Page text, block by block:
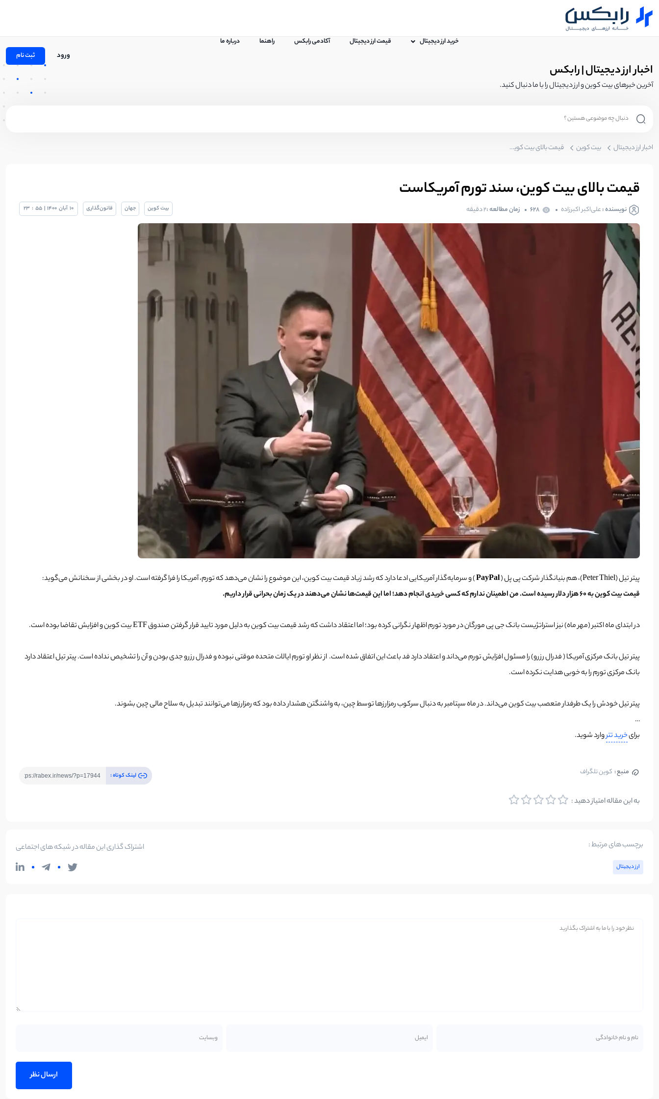
خرید ارز دیجیتال قیمت ارز دیجیتال آکادمی رابکس راهنما درباره ما
ورود ثبت نام
اخبار ارز دیجیتال | رابکس
آخرین خبرهای بیت کوین و ارز دیجیتال را با ما دنبال کنید.
اخبار ارز دیجیتال بیت کوین قیمت بالای بیت کوین، سند تورم آمریکاست
قیمت بالای بیت کوین، سند تورم آمریکاست
نویسنده :علی‌اکبر اکبرزاده 628 زمان مطالعه :۲ دقیقه بیت کوین جهان قانون‌گذاری 10 آبان 1400
|
55
:
23
پیتر تیل (Peter Thiel)، هم بنیانگذار شرکت پی پل ( PayPal) و سرمایه‌گذار آمریکایی ادعا دارد که رشد زیاد قیمت بیت کوین، این موضوع را نشان می‌دهد که تورم، آمریکا را فرا گرفته است.او در بخشی از سخنانش می‌گوید:
قیمت بیت کوین به 60 هزار دلار رسیده است. من اطمینان ندارم که کسی خریدی انجام دهد؛ اما این قیمت‌ها نشان می‌‌دهند در یک زمان بحرانی قرار داریم.
در ابتدای ماه اکتبر (مهر ماه) نیز استراتژیست بانک جی پی مورگان در مورد تورم اظهار نگرانی کرده بود؛ اما اعتقاد داشت که رشد قیمت بیت کوین به دلیل مورد تایید قرار گرفتن صندوق‌ ETF بیت کوین و افزایش تقاضا بوده است.
پیتر تیل بانک مرکزی آمریکا ( فدرال رزرو) را مسئول افزایش تورم می‌داند و اعتقاد دارد فد باعث این اتفاق شده است. از نظر او تورم ایالات متحده موقتی نبوده و فدرال رزرو جدی بودن و آن را تشخیص نداده است. پیتر تیل اعتقاد دارد
بانک مرکزی تورم را به خوبی هدایت نکرده است.
پیتر تیل خودش را یک طرفدار متعصب بیت کوین می‌داند. در ماه سپتامبر به دنبال سرکوب رمزارزها توسط چین، به واشنگتن هشدار داده بود که رمزارزها می‌توانند تبدیل به سلاح مالی چین بشوند.
…
برایخرید تتروارد شوید.
منبع : کوین تلگراف
به این مقاله امتیاز دهید :
لینک کوتاه :
برچسب های مرتبط :
ارز دیجیتال
اشتراک گذاری این مقاله در شبکه های اجتماعی